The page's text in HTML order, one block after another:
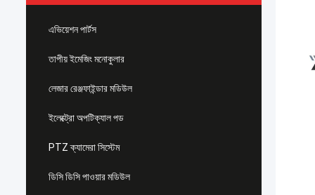
এভিয়েশন পার্টস
তাপীয় ইমেজিং মনোকুলার
লেজার রেঞ্জফাইন্ডার মডিউল
ইলেক্ট্রো অপটিক্যাল পড
PTZ ক্যামেরা সিস্টেম
ডিসি ডিসি পাওয়ার মডিউল